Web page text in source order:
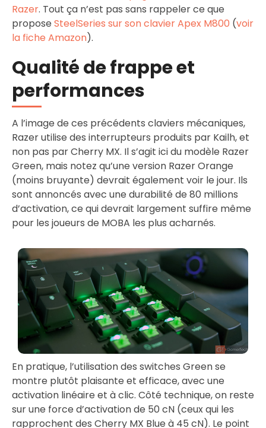
Razer. Tout ça n’est pas sans rappeler ce que
propose SteelSeries sur son clavier Apex M800 (voir
la fiche Amazon).
Qualité de frappe et
performances
A l’image de ces précédents claviers mécaniques,
Razer utilise des interrupteurs produits par Kailh, et
non pas par Cherry MX. Il s’agit ici du modèle Razer
Green, mais notez qu’une version Razer Orange
(moins bruyante) devrait également voir le jour. Ils
sont annoncés avec une durabilité de 80 millions
d’activation, ce qui devrait largement suffire même
pour les joueurs de MOBA les plus acharnés.
En pratique, l’utilisation des switches Green se
montre plutôt plaisante et efficace, avec une
activation linéaire et à clic. Côté technique, on reste
sur une force d’activation de 50 cN (ceux qui les
rapprochent des Cherry MX Blue à 45 cN). Le point